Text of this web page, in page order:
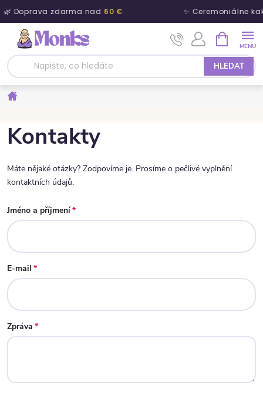
🌿 Doprava zdarma nad 60 € ✨ Ceremoniálne
Přejít na obsah
HLEDAT
Kontakty
Máte nějaké otázky? Zodpovíme je. Prosíme o pečlivé vyplnění
kontaktních údajů.
Jméno a příjmení
E-mail
Zpráva